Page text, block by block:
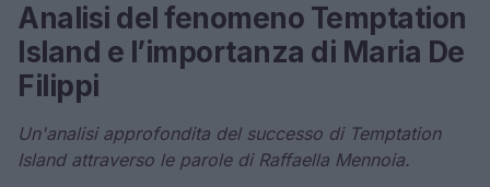
Analisi del fenomeno Temptation
Island e l’importanza di Maria De
Filippi
Un'analisi approfondita del successo di Temptation
Island attraverso le parole di Raffaella Mennoia.